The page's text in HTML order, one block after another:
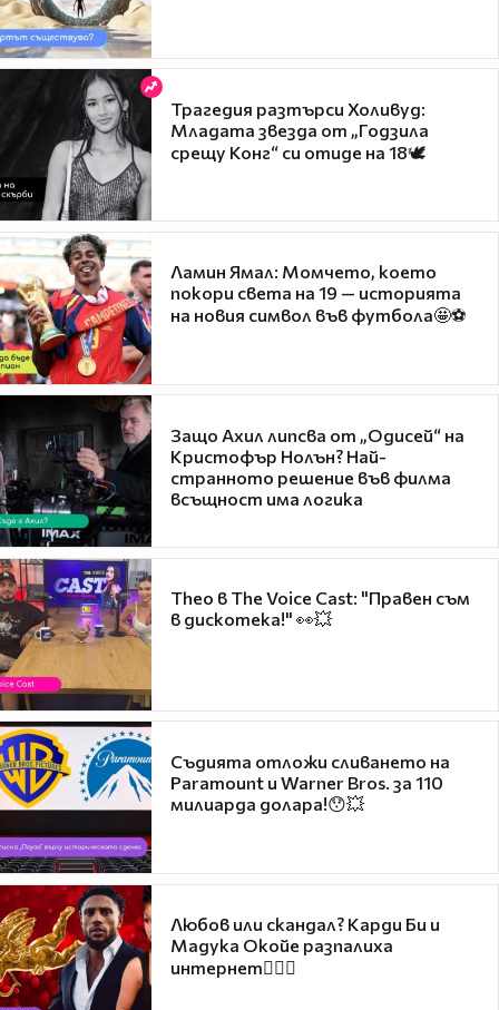
Трагедия разтърси Холивуд:
Младата звезда от „Годзила
срещу Конг“ си отиде на 18🕊️
Ламин Ямал: Момчето, което
покори света на 19 — историята
на новия символ във футбола🤩⚽
Защо Ахил липсва от „Одисей“ на
Кристофър Нолън? Най-
странното решение във филма
всъщност има логика
Theo в The Voice Cast: "Правен съм
в дискотека!" 👀💥
Съдията отложи сливането на
Paramount и Warner Bros. за 110
милиарда долара!😯💥
Любов или скандал? Карди Би и
Мадука Окойе разпалиха
интернет❤️‍🔥🔥